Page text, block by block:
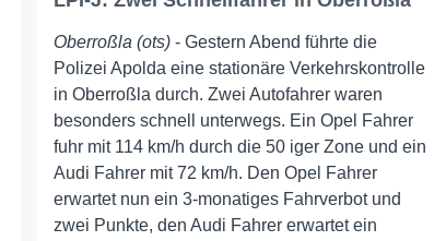
Oberroßla (ots)- Gestern Abend führte die
Polizei Apolda eine stationäre Verkehrskontrolle
in Oberroßla durch. Zwei Autofahrer waren
besonders schnell unterwegs. Ein Opel Fahrer
fuhr mit 114 km/h durch die 50 iger Zone und ein
Audi Fahrer mit 72 km/h. Den Opel Fahrer
erwartet nun ein 3-monatiges Fahrverbot und
zwei Punkte, den Audi Fahrer erwartet ein